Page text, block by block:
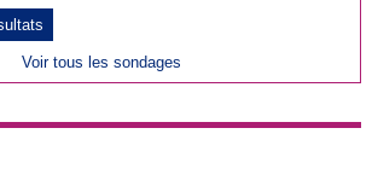
Voir tous les sondages